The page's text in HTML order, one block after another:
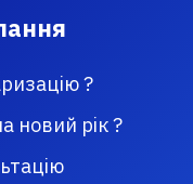
?
новий рік ?